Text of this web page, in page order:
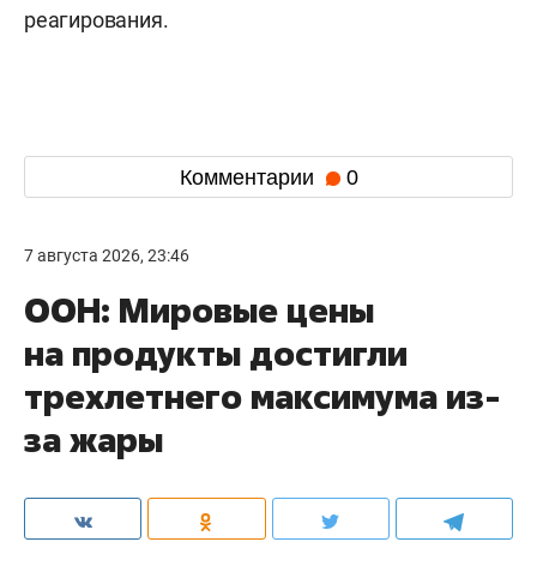
реагирования.
Комментарии 0
7 августа 2026, 23:46
ООН: Мировые цены
на продукты достигли
трехлетнего максимума из-
за жары